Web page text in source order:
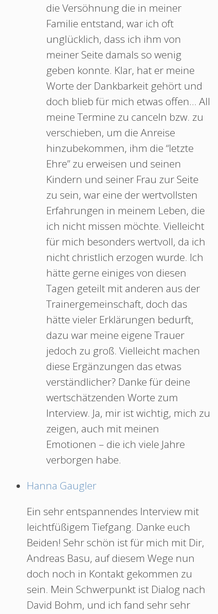
die Versöhnung die in meiner
Familie entstand, war ich oft
unglücklich, dass ich ihm von
meiner Seite damals so wenig
geben konnte. Klar, hat er meine
Worte der Dankbarkeit gehört und
doch blieb für mich etwas offen… All
meine Termine zu canceln bzw. zu
verschieben, um die Anreise
hinzubekommen, ihm die “letzte
Ehre” zu erweisen und seinen
Kindern und seiner Frau zur Seite
zu sein, war eine der wertvollsten
Erfahrungen in meinem Leben, die
ich nicht missen möchte. Vielleicht
für mich besonders wertvoll, da ich
nicht christlich erzogen wurde. Ich
hätte gerne einiges von diesen
Tagen geteilt mit anderen aus der
Trainergemeinschaft, doch das
hätte vieler Erklärungen bedurft,
dazu war meine eigene Trauer
jedoch zu groß. Vielleicht machen
diese Ergänzungen das etwas
verständlicher? Danke für deine
wertschätzenden Worte zum
Interview. Ja, mir ist wichtig, mich zu
zeigen, auch mit meinen
Emotionen – die ich viele Jahre
verborgen habe.
Hanna Gaugler
Ein sehr entspannendes Interview mit
leichtfüßigem Tiefgang. Danke euch
Beiden! Sehr schön ist für mich mit Dir,
Andreas Basu, auf diesem Wege nun
doch noch in Kontakt gekommen zu
sein. Mein Schwerpunkt ist Dialog nach
David Bohm, und ich fand sehr sehr